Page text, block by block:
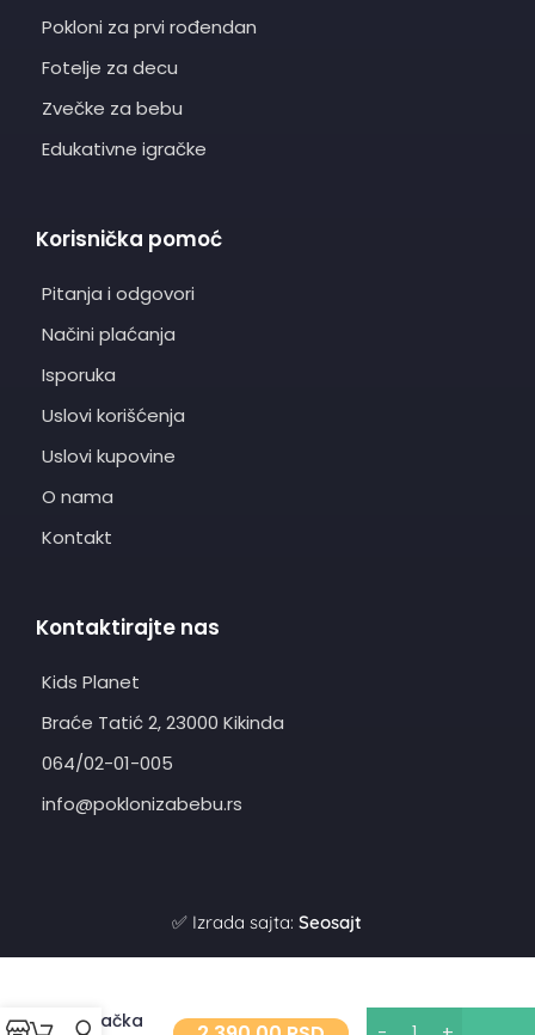
Pokloni za prvi rođendan
Fotelje za decu
Zvečke za bebu
Edukativne igračke
Korisnička pomoć
Pitanja i odgovori
Načini plaćanja
Isporuka
Uslovi korišćenja
Uslovi kupovine
O nama
Kontakt
Kontaktirajte nas
Kids Planet
Braće Tatić 2, 23000 Kikinda
064/02-01-005
info@poklonizabebu.rs
✅ Izrada sajta:Seosajt
igračka
Alternative: